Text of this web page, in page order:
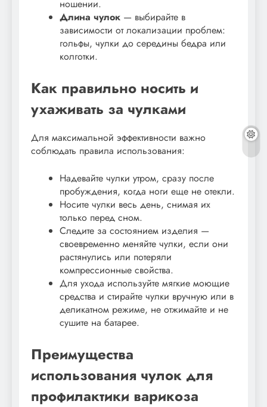
ношении.
Длина чулок — выбирайте в
зависимости от локализации проблем:
гольфы, чулки до середины бедра или
колготки.
Как правильно носить и
ухаживать за чулками
Для максимальной эффективности важно
соблюдать правила использования:
Надевайте чулки утром, сразу после
пробуждения, когда ноги еще не отекли.
Носите чулки весь день, снимая их
только перед сном.
Следите за состоянием изделия —
своевременно меняйте чулки, если они
растянулись или потеряли
компрессионные свойства.
Для ухода используйте мягкие моющие
средства и стирайте чулки вручную или в
деликатном режиме, не отжимайте и не
сушите на батарее.
Преимущества
использования чулок для
профилактики варикоза